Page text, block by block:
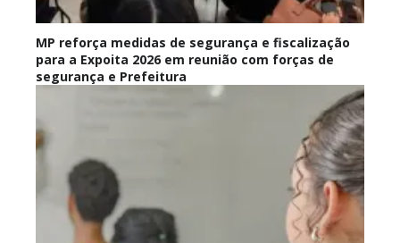
MP reforça medidas de segurança e fiscalização
para a Expoita 2026 em reunião com forças de
segurança e Prefeitura